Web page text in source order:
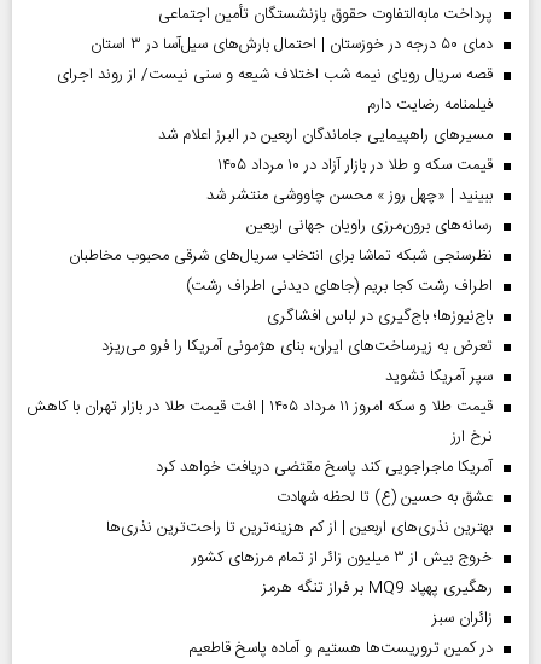
پرداخت مابه‌التفاوت حقوق بازنشستگان تأمین اجتماعی
دمای ۵۰ درجه در خوزستان | احتمال بارش‌های سیل‌آسا در ۳ استان
قصه سریال رویای نیمه شب اختلاف شیعه و سنی نیست/ از روند اجرای
فیلمنامه رضایت دارم
مسیر‌های راهپیمایی جاماندگان اربعین در البرز اعلام شد
قیمت سکه و طلا در بازار آزاد در ۱۰ مرداد ۱۴۰۵
ببینید | «چهل روز » محسن چاووشی منتشر شد
رسانه‌های برون‌مرزی راویان جهانی اربعین
نظرسنجی شبکه تماشا برای انتخاب سریال‌های شرقی محبوب مخاطبان
اطراف رشت کجا بریم (جاهای دیدنی اطراف رشت)
باج‌نیوزها؛ باج‌گیری در لباس افشاگری
تعرض به زیرساخت‌های ایران، بنای هژمونی آمریکا را فرو می‌ریزد
سپر آمریکا نشوید
قیمت طلا و سکه امروز ۱۱ مرداد ۱۴۰۵ | افت قیمت طلا در بازار تهران با کاهش
نرخ ارز
آمریکا ماجراجویی کند پاسخ مقتضی دریافت خواهد کرد
عشق به حسین (ع) تا لحظه شهادت
بهترین نذری‌های اربعین | از کم هزینه‌ترین تا راحت‌ترین نذری‌ها
خروج بیش از ۳ میلیون زائر از تمام مرز‌های کشور
رهگیری پهپاد MQ9 بر فراز تنگه هرمز
‌زائران سبز
در کمین تروریست‌ها هستیم و آماده پاسخ قاطعیم